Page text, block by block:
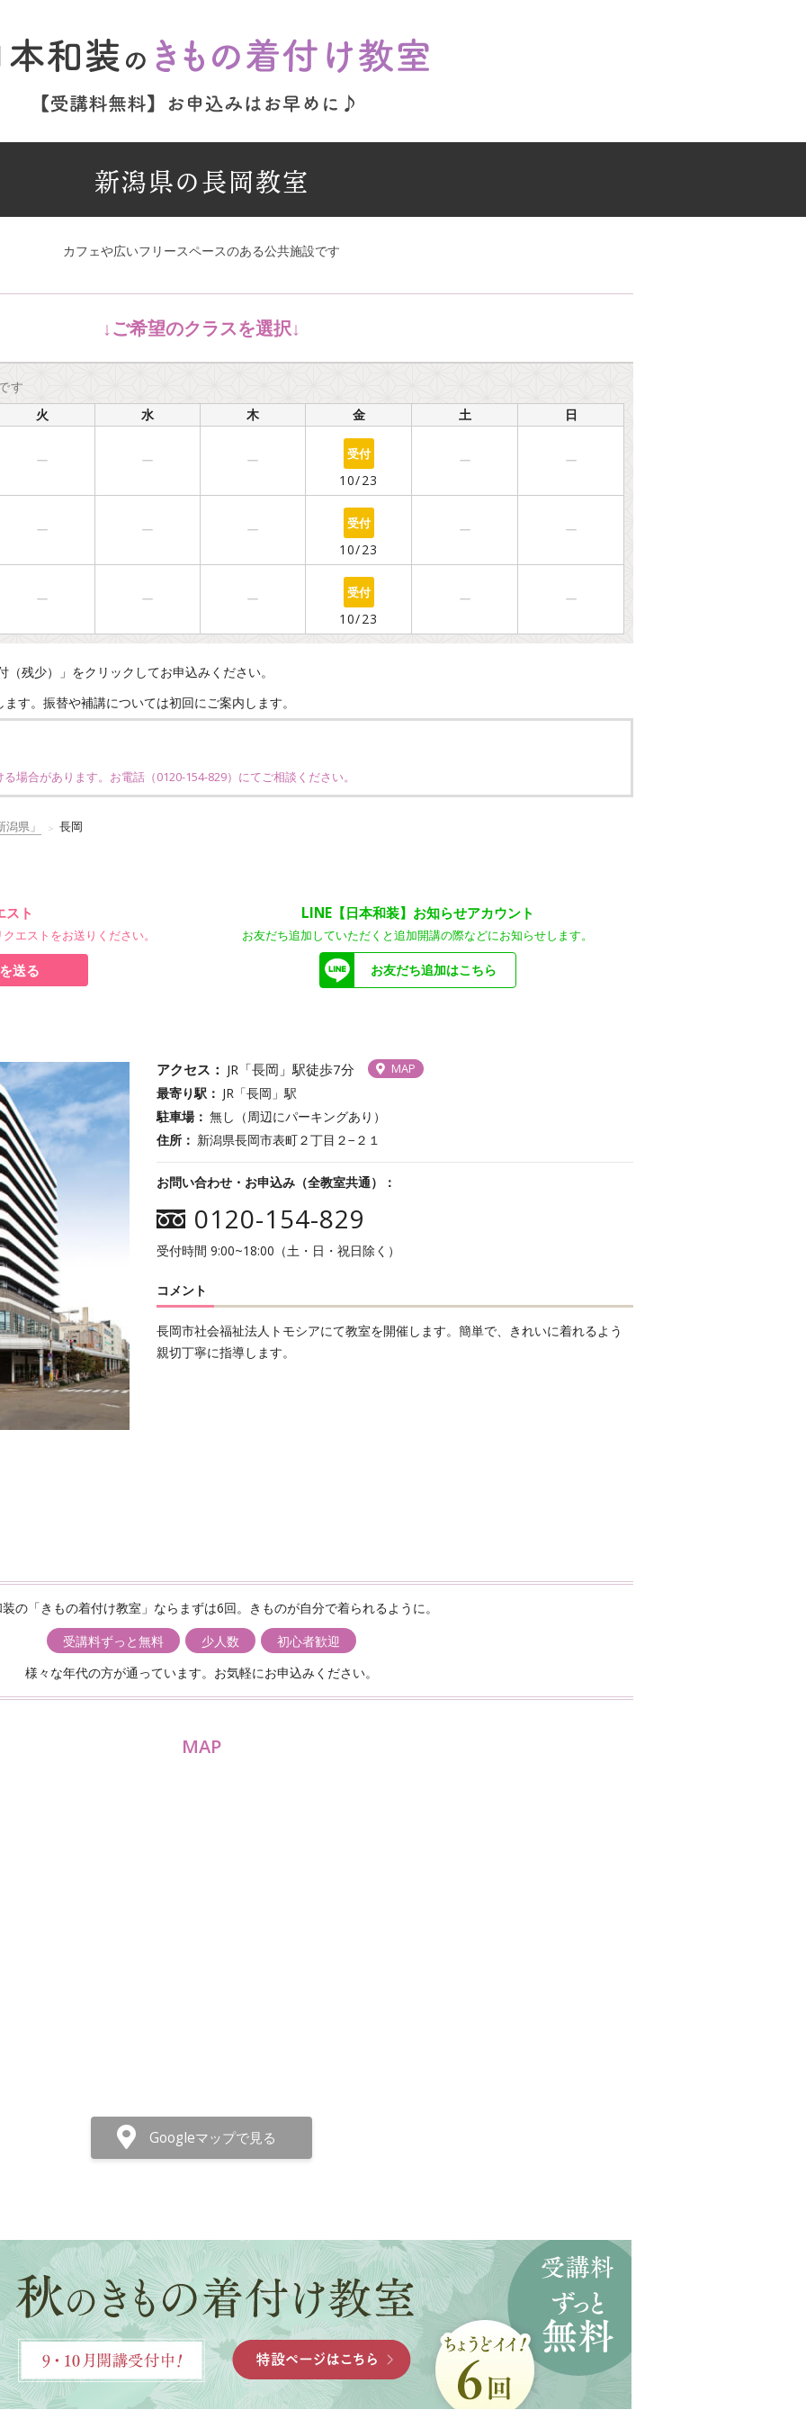
新潟県の長岡教室
カフェや広いフリースペースのある公共施設です
す
火
水 木 金 土 日
ー ー ー ○
10/23
ー ー
ー ー ー ○
10/23
ー ー
ー ー ー ○
10/23
ー ー
残少）」をクリックしてお申込みください。
す。振替や補講については初回にご案内します。
場合があります。お電話（0120-154-829）にてご相談ください。
県」 長岡
スト
エストをお送りください。
送る
LINE【日本和装】お知らせアカウント
お友だち追加していただくと追加開講の際などにお知らせします。
お友だち追加はこちら
アクセス JR「長岡」駅徒歩7分 MAP
最寄り駅
JR「長岡」駅
駐車場
無し（周辺にパーキングあり）
住所
新潟県長岡市表町２丁目２−２１
お問い合わせ・お申込み（全教室共通）
0120-154-829
受付時間 9:00~18:00（土・日・祝日除く）
コメント
長岡市社会福祉法人トモシアにて教室を開催します。簡単で、きれいに着れるよう
親切丁寧に指導します。
の「きもの着付け教室」ならまずは6回。きものが自分で着られるように。
受講料ずっと無料
少人数
初心者歓迎
様々な年代の方が通っています。お気軽にお申込みください。
MAP
Googleマップで見る